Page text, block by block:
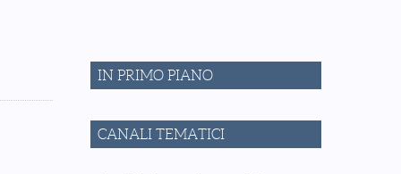
IN PRIMO PIANO
CANALI TEMATICI